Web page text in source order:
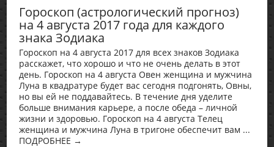
Гороскоп (астрологический прогноз)
на 4 августа 2017 года для каждого
знака Зодиака
Гороскоп на 4 августа 2017 для всех знаков Зодиака
расскажет, что хорошо и что не очень делать в этот
день. Гороскоп на 4 августа Овен женщина и мужчина
Луна в квадратуре будет вас сегодня подгонять, Овны,
но вы ей не поддавайтесь. В течение дня уделите
больше внимания карьере, а после обеда – личной
жизни и здоровью. Гороскоп на 4 августа Телец
женщина и мужчина Луна в тригоне обеспечит вам ...
ПОДРОБНЕЕ →